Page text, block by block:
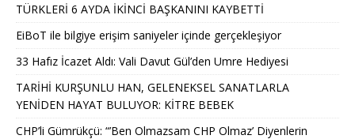
TÜRKLERİ 6 AYDA İKİNCİ BAŞKANINI KAYBETTİ
EiBoT ile bilgiye erişim saniyeler içinde gerçekleşiyor
33 Hafız İcazet Aldı: Vali Davut Gül’den Umre Hediyesi
TARİHİ KURŞUNLU HAN, GELENEKSEL SANATLARLA
YENİDEN HAYAT BULUYOR: KİTRE BEBEK
CHP’li Gümrükçü: “’Ben Olmazsam CHP Olmaz’ Diyenlerin